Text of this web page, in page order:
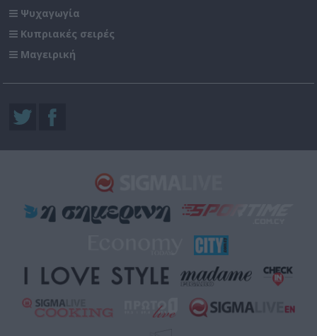
Ψυχαγωγία
Κυπριακές σειρές
Μαγειρική